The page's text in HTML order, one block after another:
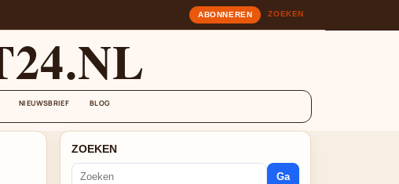
ABONNEREN ZOEKEN
NIEUWSBRIEF BLOG
ZOEKEN
Ga